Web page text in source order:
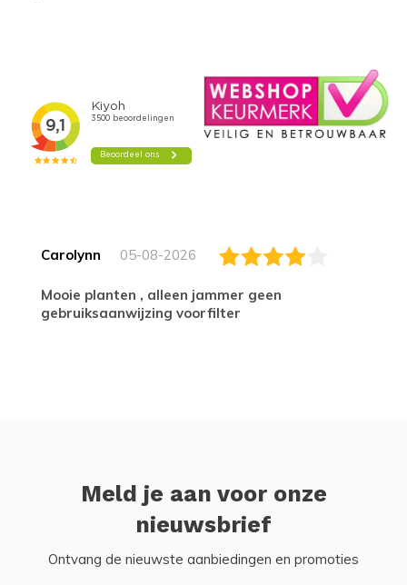
Carolynn 05-08-2026
Mooie planten , alleen jammer geen
gebruiksaanwijzing voorfilter
Meld je aan voor onze
nieuwsbrief
Ontvang de nieuwste aanbiedingen en promoties